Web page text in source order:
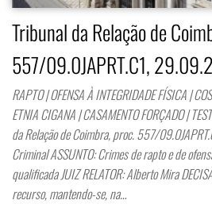
Tribunal da Relação de
557/09.0JAPRT.C1,
RAPTO | OFENSA À INTEGRIDADE FÍSICA |
ETNIA CIGANA | CASAMENTO FORÇADO |
da Relação de Coimbra, proc. 557/
Criminal ASSUNTO: Crimes de rapto e de
qualificada JUIZ RELATOR: Alberto Mira
recurso, mantendo-se, na…